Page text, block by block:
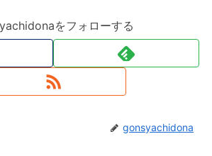
をフォローする
gonsyachidona